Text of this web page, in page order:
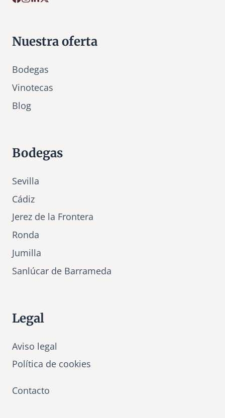
Nuestra oferta
Bodegas
Vinotecas
Blog
Bodegas
Sevilla
Cádiz
Jerez de la Frontera
Ronda
Jumilla
Sanlúcar de Barrameda
Legal
Aviso legal
Política de cookies
Contacto